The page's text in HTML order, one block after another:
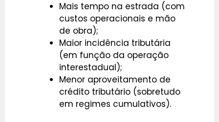
Mais tempo na estrada (com
custos operacionais e mão
de obra);
Maior incidência tributária
(em função da operação
interestadual);
Menor aproveitamento de
crédito tributário (sobretudo
em regimes cumulativos).